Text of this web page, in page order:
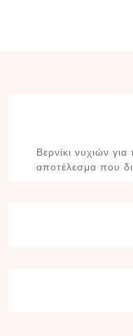
Βερνίκι νυχιών
αποτέλεσμα που